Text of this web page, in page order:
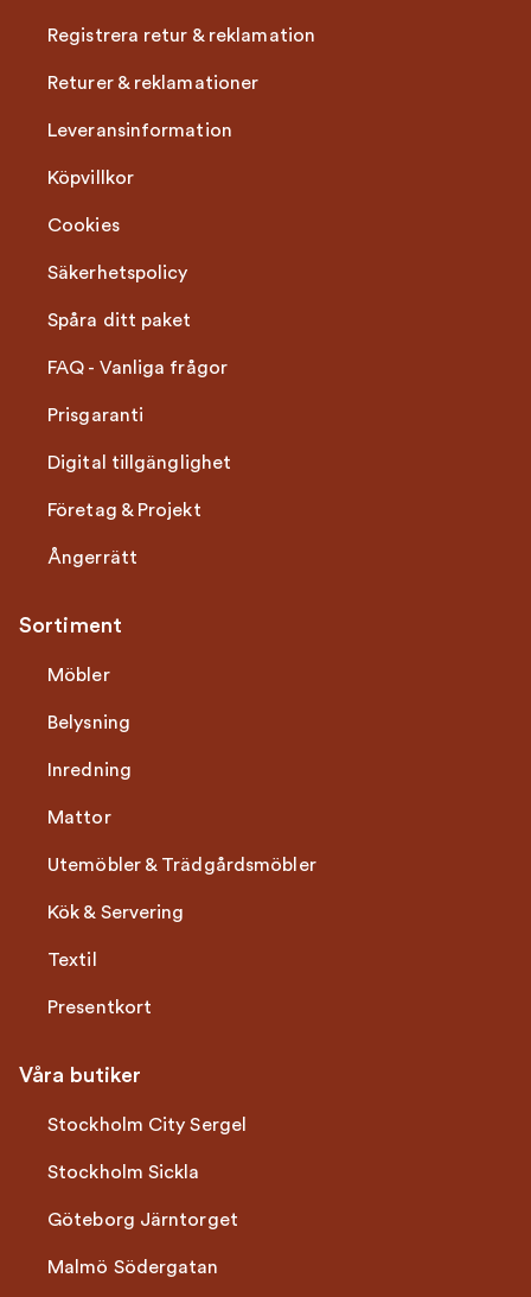
Registrera retur & reklamation
Returer & reklamationer
Leveransinformation
Köpvillkor
Cookies
Säkerhetspolicy
Spåra ditt paket
FAQ - Vanliga frågor
Prisgaranti
Digital tillgänglighet
Företag & Projekt
Ångerrätt
Sortiment
Möbler
Belysning
Inredning
Mattor
Utemöbler & Trädgårdsmöbler
Kök & Servering
Textil
Presentkort
Våra butiker
Stockholm City Sergel
Stockholm Sickla
Göteborg Järntorget
Malmö Södergatan